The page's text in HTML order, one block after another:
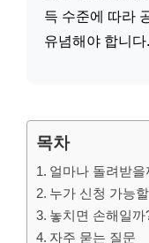
득 수준에 따라
유념해야 합니다.
목차
얼마나 돌려받을
누가 신청 가능
놓치면 손해일까
자주 묻는 질문